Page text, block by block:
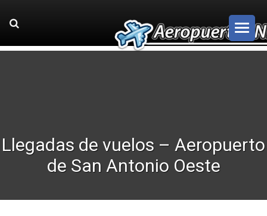
Llegadas de vuelos – Aeropuerto
de San Antonio Oeste